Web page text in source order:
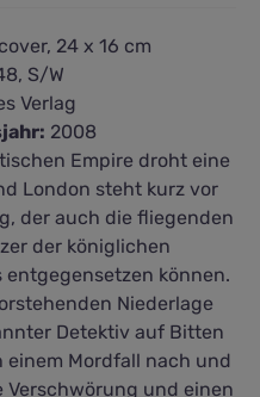
24 x 16 cm
S/W
Verlag
2008
Empire droht eine
London steht kurz vor
der auch die fliegenden
der königlichen
entgegensetzen können.
Niederlage
Detektiv auf Bitten
einem Mordfall nach und
Verschwörung und einen